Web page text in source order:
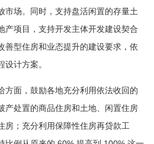
市场。同时，支持盘活闲置的存量土
产项目，支持开发主体开发建设契合
善型住房和业态提升的建设要求，依
计方案。
方面，鼓励各地充分利用依法收回的
产处置的商品住房和土地、闲置住房
房；充分利用保障性住房再贷款工